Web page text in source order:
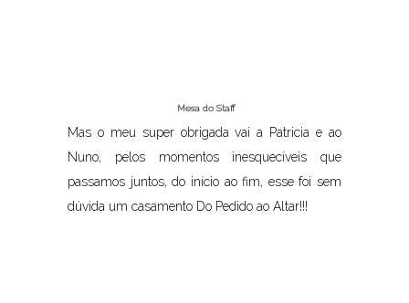
Mesa do Staff
Mas o meu super obrigada vai a Patricia e ao
Nuno, pelos momentos inesquecíveis que
passamos juntos, do início ao fim, esse foi sem
dúvida um casamento Do Pedido ao Altar!!!